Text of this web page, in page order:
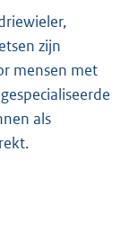
zijn
mensen met
als